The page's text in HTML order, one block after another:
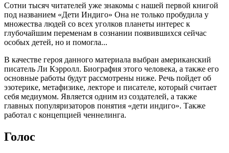
Сотни тысяч читателей уже знакомы с нашей первой книгой
под названием «Дети Индиго» Она не только пробудила у
множества людей со всех уголков планеты интерес к
глубочайшим переменам в сознании появившихся сейчас
особых детей, но и помогла...
В качестве героя данного материала выбран американский
писатель Ли Кэрролл. Биография этого человека, а также его
основные работы будут рассмотрены ниже. Речь пойдет об
эзотерике, метафизике, лекторе и писателе, который считает
себя медиумом. Является одним из создателей, а также
главных популяризаторов понятия «дети индиго». Также
работал с концепцией ченнелинга.
Голос